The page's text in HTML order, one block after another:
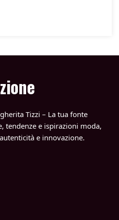
Tizzi – La tua fonte
tendenze e ispirazioni moda,
e innovazione.